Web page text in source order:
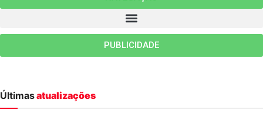
PUBLICIDADE
Últimasatualizações